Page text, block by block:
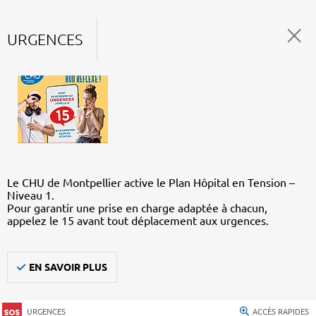
URGENCES
Le CHU de Montpellier active le Plan Hôpital en Tension –
Niveau 1.
Pour garantir une prise en charge adaptée à chacun,
appelez le 15 avant tout déplacement aux urgences.
EN SAVOIR PLUS
URGENCES ACCÈS RAPIDES